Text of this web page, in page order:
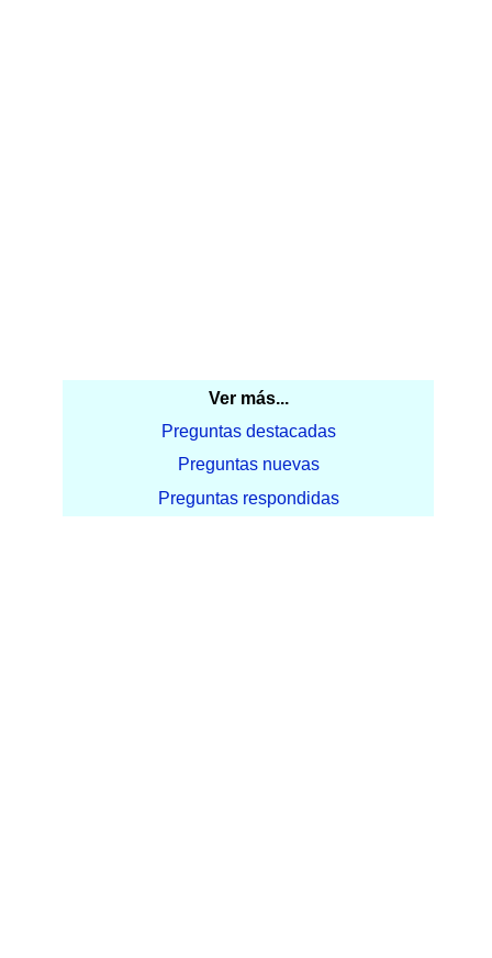
Ver más...
Preguntas destacadas
Preguntas nuevas
Preguntas respondidas